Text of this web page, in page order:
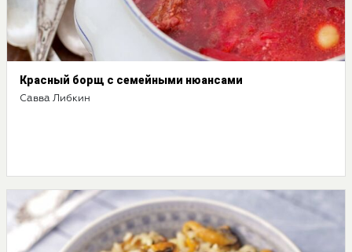
Красный борщ с семейными нюансами
Савва Либкин